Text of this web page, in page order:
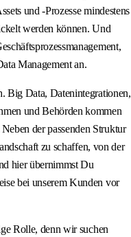
und -Prozesse mindestens
werden können. Und
Management an.
Big Data, Datenintegrationen,
und Behörden kommen
der passenden Struktur
zu schaffen, von der
hier übernimmst Du
bei unserem Kunden vor
Rolle, denn wir suchen